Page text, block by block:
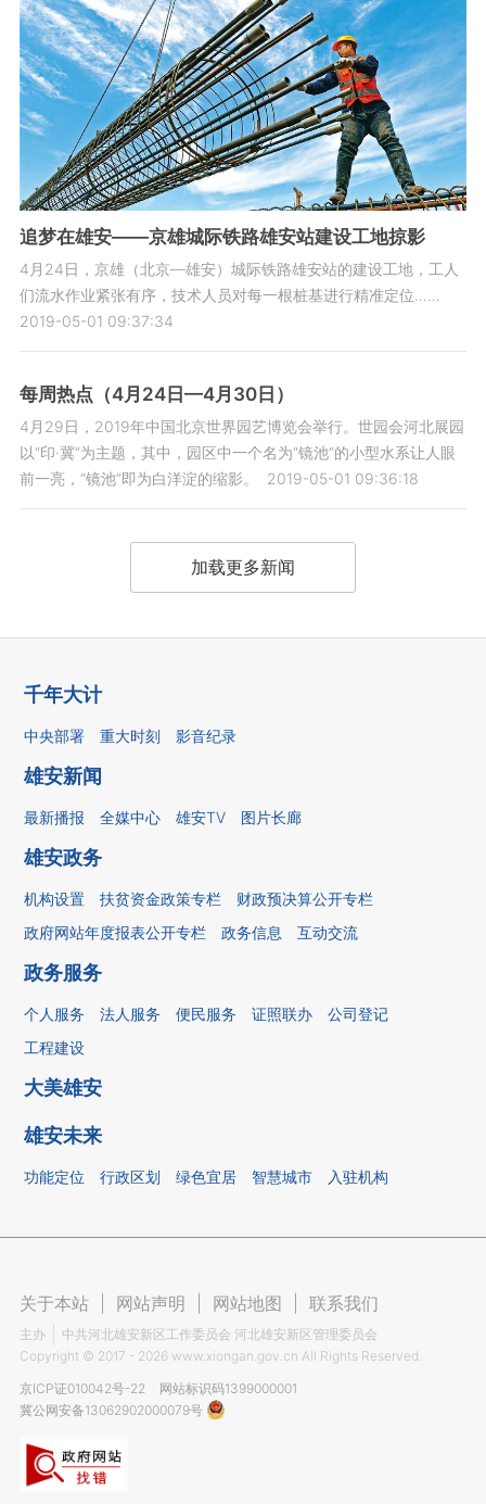
追梦在雄安——京雄城际铁路雄安站建设工地掠影
4月24日，京雄（北京—雄安）城际铁路雄安站的建设工地，工人
们流水作业紧张有序，技术人员对每一根桩基进行精准定位……
2019-05-01 09:37:34
每周热点（4月24日—4月30日）
4月29日，2019年中国北京世界园艺博览会举行。世园会河北展园
以“印·冀”为主题，其中，园区中一个名为“镜池”的小型水系让人眼
前一亮，“镜池”即为白洋淀的缩影。
2019-05-01 09:36:18
加载更多新闻
千年大计
中央部署 重大时刻 影音纪录
雄安新闻
最新播报 全媒中心 雄安TV 图片长廊
雄安政务
机构设置 扶贫资金政策专栏
财政预决算公开专栏
政府网站年度报表公开专栏
政务信息 互动交流
政务服务
个人服务 法人服务 便民服务 证照联办
公司登记
工程建设
大美雄安
雄安未来
功能定位 行政区划 绿色宜居 智慧城市 入驻机构
关于本站 网站声明 网站地图 联系我们
主办
中共河北雄安新区工作委员会 河北雄安新区管理委员会
Copyright © 2017 - 2026 www.xiongan.gov.cn All Rights Reserved.
京ICP证010042号-22
网站标识码1399000001
冀公网安备13062902000079号